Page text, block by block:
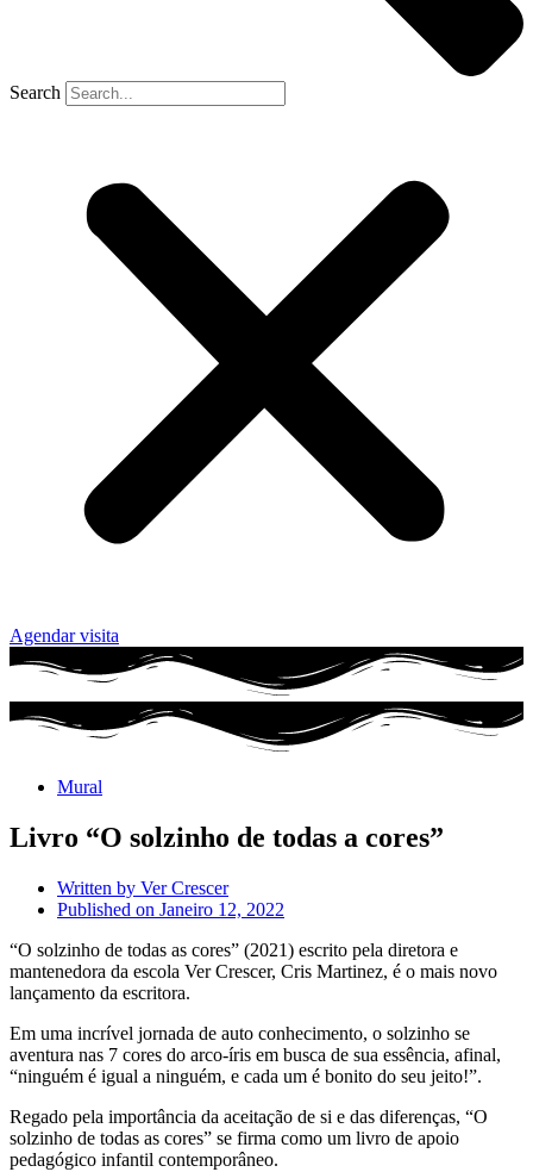
Search
Agendar visita
Mural
Livro “O solzinho de todas a cores”
Written by Ver Crescer
Published on Janeiro 12, 2022
“O solzinho de todas as cores” (2021) escrito pela diretora e
mantenedora da escola Ver Crescer, Cris Martinez, é o mais novo
lançamento da escritora.
Em uma incrível jornada de auto conhecimento, o solzinho se
aventura nas 7 cores do arco-íris em busca de sua essência, afinal,
“ninguém é igual a ninguém, e cada um é bonito do seu jeito!”.
Regado pela importância da aceitação de si e das diferenças, “O
solzinho de todas as cores” se firma como um livro de apoio
pedagógico infantil contemporâneo.